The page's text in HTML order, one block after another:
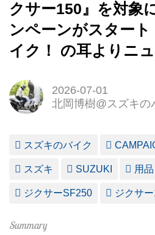
クサー150』を対象
ンペーンがスター
イク！ の耳よりニュ
2026-07-01
北岡博樹@スズキの
スズキのバイク
スズキ SUZUKI 用品
ジクサーSF250 ジクサ